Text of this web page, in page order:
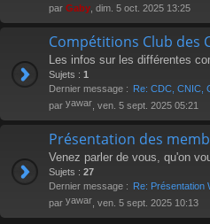
par Gaby , dim. 5 oct. 2025 13:25
Compétitions Club des
Les infos sur les différentes
Sujets : 1
Dernier message : Re: CDC, CNIC,
par yawar , ven. 5 sept. 2025 05:21
Présentation des
Venez parler de vous, qu'on
Sujets : 27
Dernier message : Re: Présentation
par yawar , ven. 5 sept. 2025 10:13